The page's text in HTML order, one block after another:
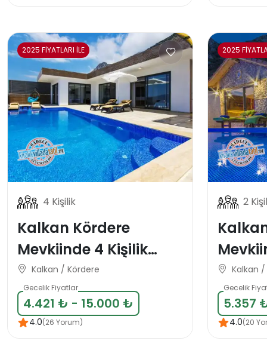
2025 FİYATLARI İLE
4 Kişilik
Kalkan Kördere
Mevkiinde 4 Kişilik
Muhafazakar Deniz
Manzaralı Tatil Villası
Kalkan / Kördere
Gecelik Fiyatlar
4.421 ₺ - 15.000 ₺
4.0(26 Yorum)
2025
2
Kalkan
Gecelik
5.357
4.0(20